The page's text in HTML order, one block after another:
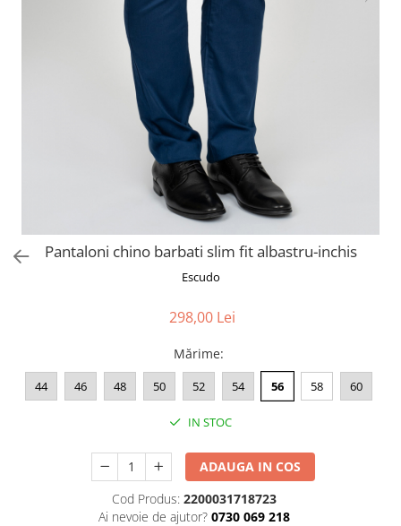
Pantaloni chino barbati slim fit albastru-inchis
Escudo
298,00 Lei
Mărime:
44 46 48 50 52 54 56 58 60
IN STOC
ADAUGA IN COS
Cod Produs: 2200031718723
Ai nevoie de ajutor? 0730 069 218